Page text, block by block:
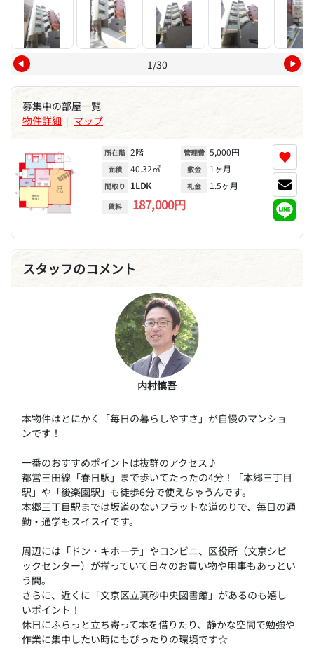
1/30
募集中の部屋一覧
物件詳細 | マップ
所在階 2階
面積 40.32㎡
間取り 1LDK
賃料 187,000円
管理費 5,000円
敷金 1ヶ月
礼金 1.5ヶ月
♥
スタッフのコメント
内村慎吾
本物件はとにかく「毎日の暮らしやすさ」が自慢のマンショ
ンです！
一番のおすすめポイントは抜群のアクセス♪
都営三田線「春日駅」まで歩いてたったの4分！「本郷三丁目
駅」や「後楽園駅」も徒歩6分で使えちゃうんです。
本郷三丁目駅までは坂道のないフラットな道のりで、毎日の通
勤・通学もスイスイです。
周辺には「ドン・キホーテ」やコンビニ、区役所（文京シビ
ックセンター）が揃っていて日々のお買い物や用事もあっとい
う間。
さらに、近くに「文京区立真砂中央図書館」があるのも嬉し
いポイント！
休日にふらっと立ち寄って本を借りたり、静かな空間で勉強や
作業に集中したい時にもぴったりの環境です☆